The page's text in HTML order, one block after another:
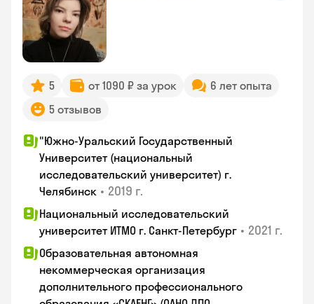
5 от 1090 ₽ за урок
6 лет опыта
5 отзывов
"Южно-Уральский Государственный
Университет (национальный
исследовательский университет) г.
Челябинск • 2019 г.
Национальный исследовательский
университет ИТМО г. Санкт-Петербург • 2021 г.
Образовательная автономная
некоммерческая организация
дополнительного профессионального